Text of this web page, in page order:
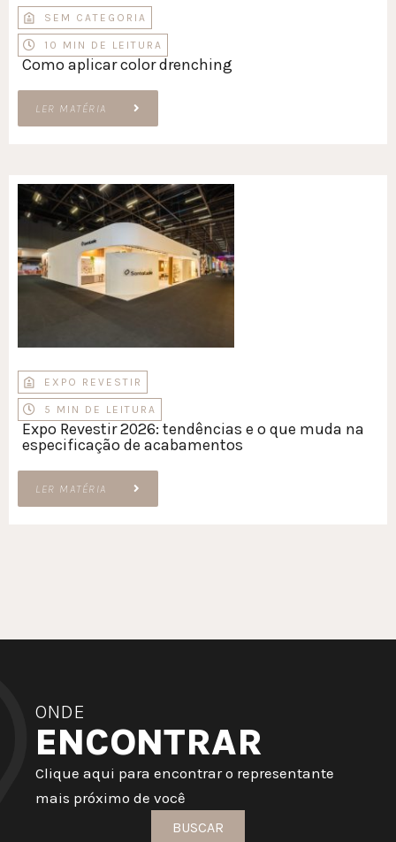
SEM CATEGORIA
10 MIN DE LEITURA
Como aplicar color drenching
LER MATÉRIA
EXPO REVESTIR
5 MIN DE LEITURA
Expo Revestir 2026: tendências e o que muda na
especificação de acabamentos
LER MATÉRIA
ONDE
ENCONTRAR
Clique aqui para encontrar o representante
mais próximo de você
BUSCAR